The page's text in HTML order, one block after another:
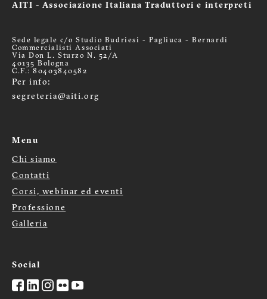
AITI - Associazione Italiana Traduttori e interpreti
Sede legale c/o Studio Budriesi - Pagliuca - Bernardi
Commercialisti Associati
Via Don L. Sturzo N. 52/A
40135 Bologna
C.F.: 80403840582
Per info:
segreteria@aiti.org
Menu
Menù
footer
Chi siamo
Contatti
Corsi, webinar ed eventi
Professione
Galleria
Social